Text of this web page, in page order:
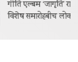
आयोजित